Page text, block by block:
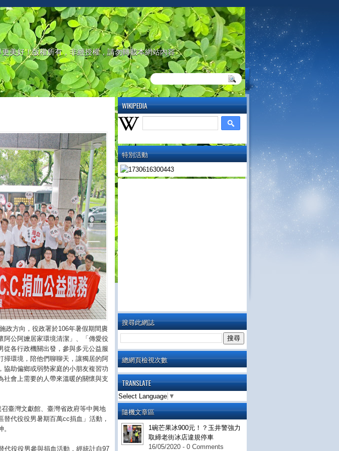
美好！版權所有，非經授權，請勿轉載本網站內容
WIKIPEDIA
特別活動
搜尋此網誌
總網頁檢視次數
TRANSLATE
Select Language ▼
隨機文章區
1碗芒果冰900元！？玉井警強力
取締老街冰店違規停車
16/05/2020 - 0 Comments
政方向，役政署於106年暑假期間賡
阿公阿嬤居家環境清潔」、「傳愛役
從各行政機關出發，參與多元公益服
掃環境，陪他們聊聊天，讓獨居的阿
協助偏鄉或弱勢家庭的小朋友複習功
社會上需要的人帶來溫暖的關懷與支
臺灣文獻館、臺灣省政府等中興地
代役役男暑期百萬cc捐血」活動，
代役役男參與捐血活動，經統計自97